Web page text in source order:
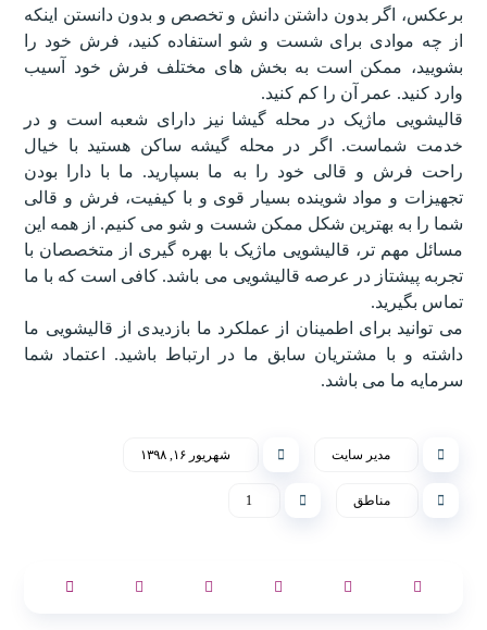
برعکس، اگر بدون داشتن دانش و تخصص و بدون دانستن اینکه
از چه موادی برای شست و شو استفاده کنید، فرش خود را
بشویید، ممکن است به بخش های مختلف فرش خود آسیب
وارد کنید. عمر آن را کم کنید.
قالیشویی ماژیک در محله گیشا نیز دارای شعبه است و در
خدمت شماست. اگر در محله گیشه ساکن هستید با خیال
راحت فرش و قالی خود را به ما بسپارید. ما با دارا بودن
تجهیزات و مواد شوینده بسیار قوی و با کیفیت، فرش و قالی
شما را به بهترین شکل ممکن شست و شو می کنیم. از همه این
مسائل مهم تر، قالیشویی ماژیک با بهره گیری از متخصصان با
تجربه پیشتاز در عرصه قالیشویی می باشد. کافی است که با ما
تماس بگیرید.
می توانید برای اطمینان از عملکرد ما بازدیدی از قالیشویی ما
داشته و با مشتریان سابق ما در ارتباط باشید. اعتماد شما
سرمایه ما می باشد.
مدیر سایت شهریور ۱۶, ۱۳۹۸
مناطق 1